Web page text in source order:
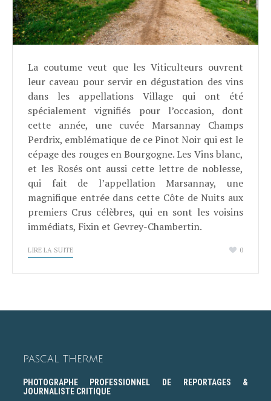
La coutume veut que les Viticulteurs ouvrent
leur caveau pour servir en dégustation des vins
dans les appellations Village qui ont été
spécialement vignifiés pour l’occasion, dont
cette année, une cuvée Marsannay Champs
Perdrix, emblématique de ce Pinot Noir qui est le
cépage des rouges en Bourgogne. Les Vins blanc,
et les Rosés ont aussi cette lettre de noblesse,
qui fait de l’appellation Marsannay, une
magnifique entrée dans cette Côte de Nuits aux
premiers Crus célèbres, qui en sont les voisins
immédiats, Fixin et Gevrey-Chambertin.
LIRE LA SUITE 0
PASCAL THERME
PHOTOGRAPHE PROFESSIONNEL DE REPORTAGES &
JOURNALISTE CRITIQUE